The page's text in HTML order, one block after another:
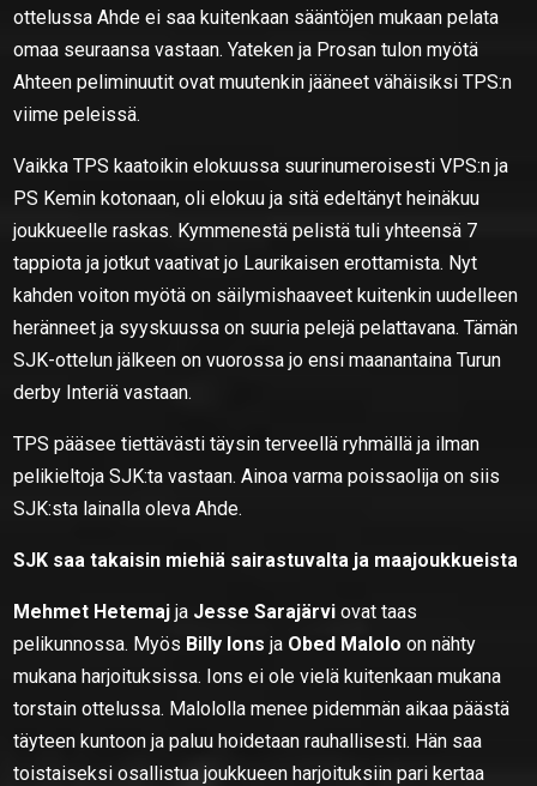
ottelussa Ahde ei saa kuitenkaan sääntöjen mukaan pelata
omaa seuraansa vastaan. Yateken ja Prosan tulon myötä
Ahteen peliminuutit ovat muutenkin jääneet vähäisiksi TPS:n
viime peleissä.
Vaikka TPS kaatoikin elokuussa suurinumeroisesti VPS:n ja
PS Kemin kotonaan, oli elokuu ja sitä edeltänyt heinäkuu
joukkueelle raskas. Kymmenestä pelistä tuli yhteensä 7
tappiota ja jotkut vaativat jo Laurikaisen erottamista. Nyt
kahden voiton myötä on säilymishaaveet kuitenkin uudelleen
heränneet ja syyskuussa on suuria pelejä pelattavana. Tämän
SJK-ottelun jälkeen on vuorossa jo ensi maanantaina Turun
derby Interiä vastaan.
TPS pääsee tiettävästi täysin terveellä ryhmällä ja ilman
pelikieltoja SJK:ta vastaan. Ainoa varma poissaolija on siis
SJK:sta lainalla oleva Ahde.
SJK saa takaisin miehiä sairastuvalta ja maajoukkueista
Mehmet Hetemajja Jesse Sarajärvi ovat taas
pelikunnossa. Myös Billy Ionsja Obed Malolo on nähty
mukana harjoituksissa. Ions ei ole vielä kuitenkaan mukana
torstain ottelussa. Malololla menee pidemmän aikaa päästä
täyteen kuntoon ja paluu hoidetaan rauhallisesti. Hän saa
toistaiseksi osallistua joukkueen harjoituksiin pari kertaa